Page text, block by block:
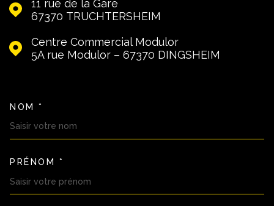
11 rue de la Gare
67370
TRUCHTERSHEIM
Centre Commercial Modulor
5A rue Modulor – 67370
DINGSHEIM
NOM *
PRÉNOM *